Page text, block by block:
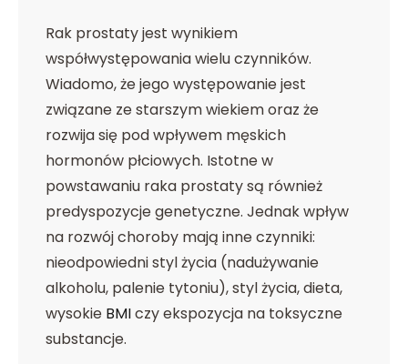
Rak prostaty jest wynikiem
współwystępowania wielu czynników.
Wiadomo, że jego występowanie jest
związane ze starszym wiekiem oraz że
rozwija się pod wpływem męskich
hormonów płciowych. Istotne w
powstawaniu raka prostaty są również
predyspozycje genetyczne. Jednak wpływ
na rozwój choroby mają inne czynniki:
nieodpowiedni styl życia (nadużywanie
alkoholu, palenie tytoniu), styl życia, dieta,
wysokie BMIczy ekspozycja na toksyczne
substancje.